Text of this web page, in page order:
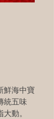
鮮海中寶
統五味
動。